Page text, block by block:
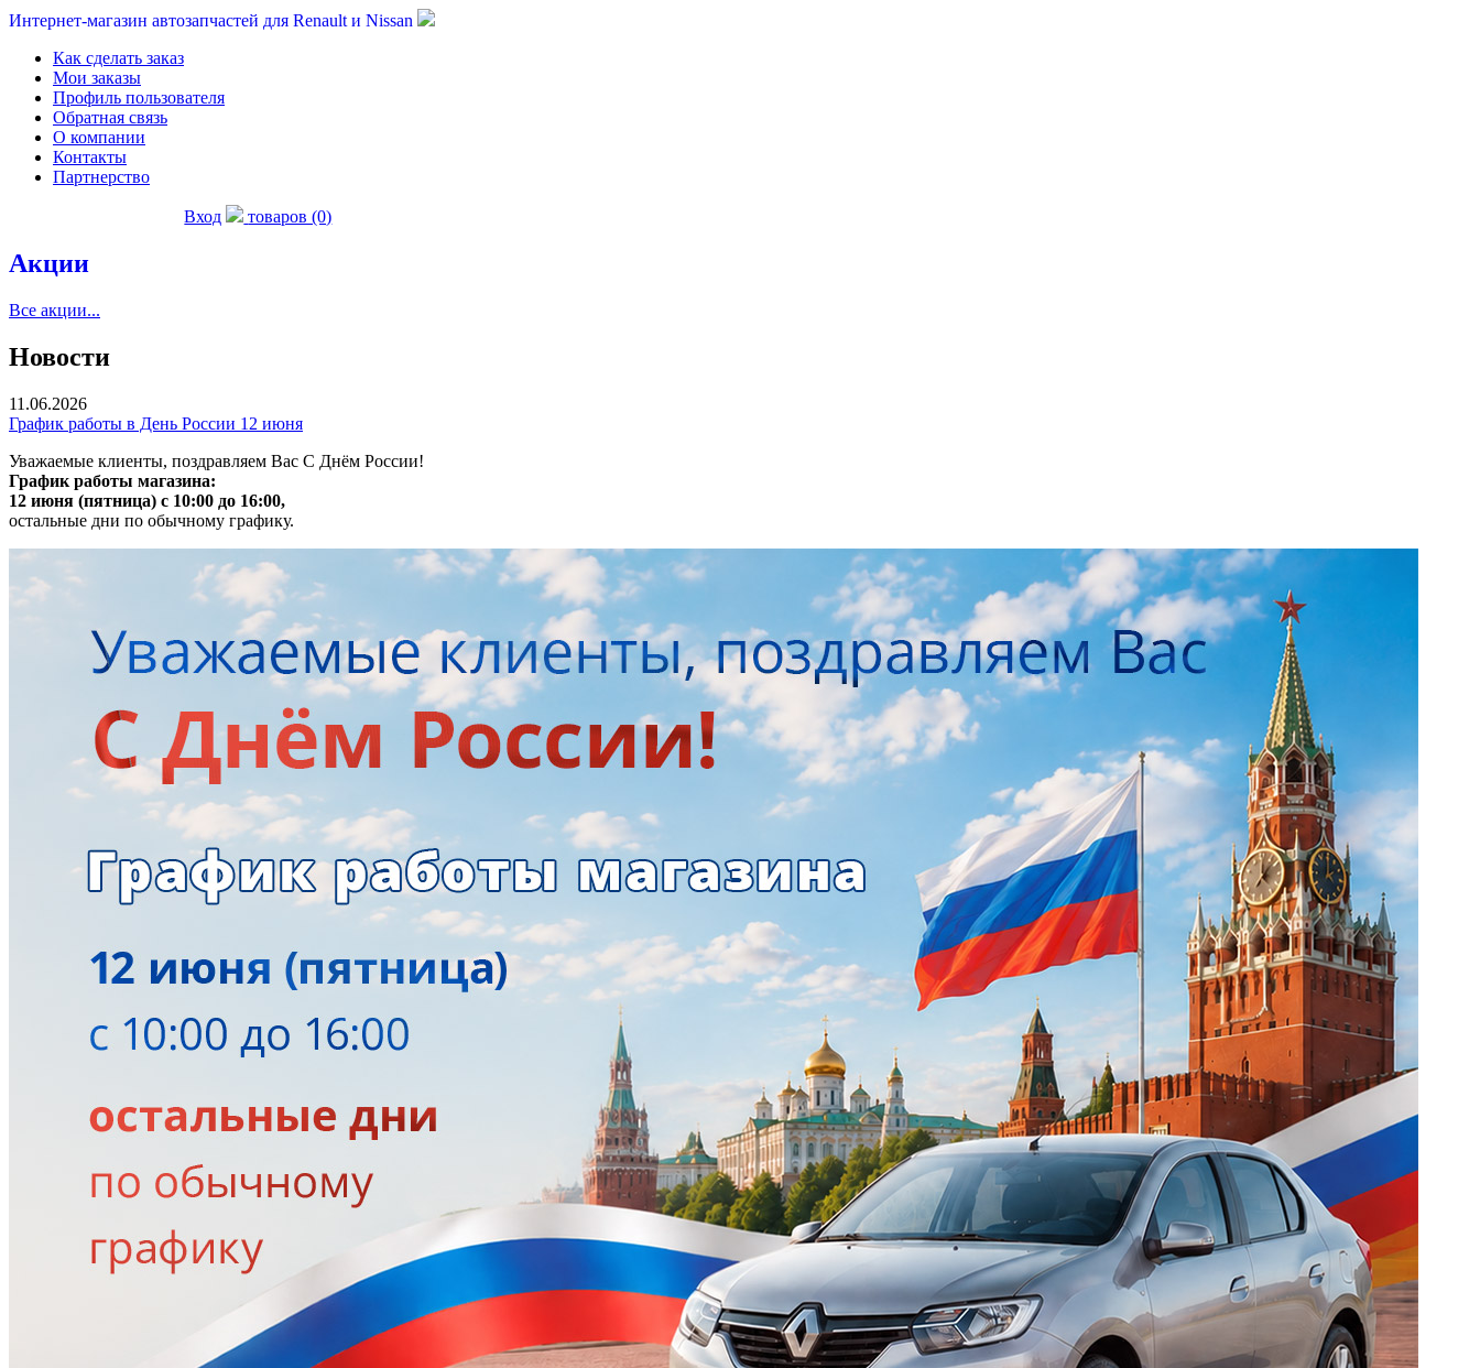
Интернет-магазин автозапчастей для Renault и Nissan
Как сделать заказ
Мои заказы
Профиль пользователя
Обратная связь
О компании
Контакты
Партнерство
Вход товаров (0)
Акции
Все акции...
Новости
11.06.2026
График работы в День России 12 июня
Уважаемые клиенты, поздравляем Вас С Днём России!
График работы магазина:
12 июня (пятница) с 10:00 до 16:00,
остальные дни по обычному графику.